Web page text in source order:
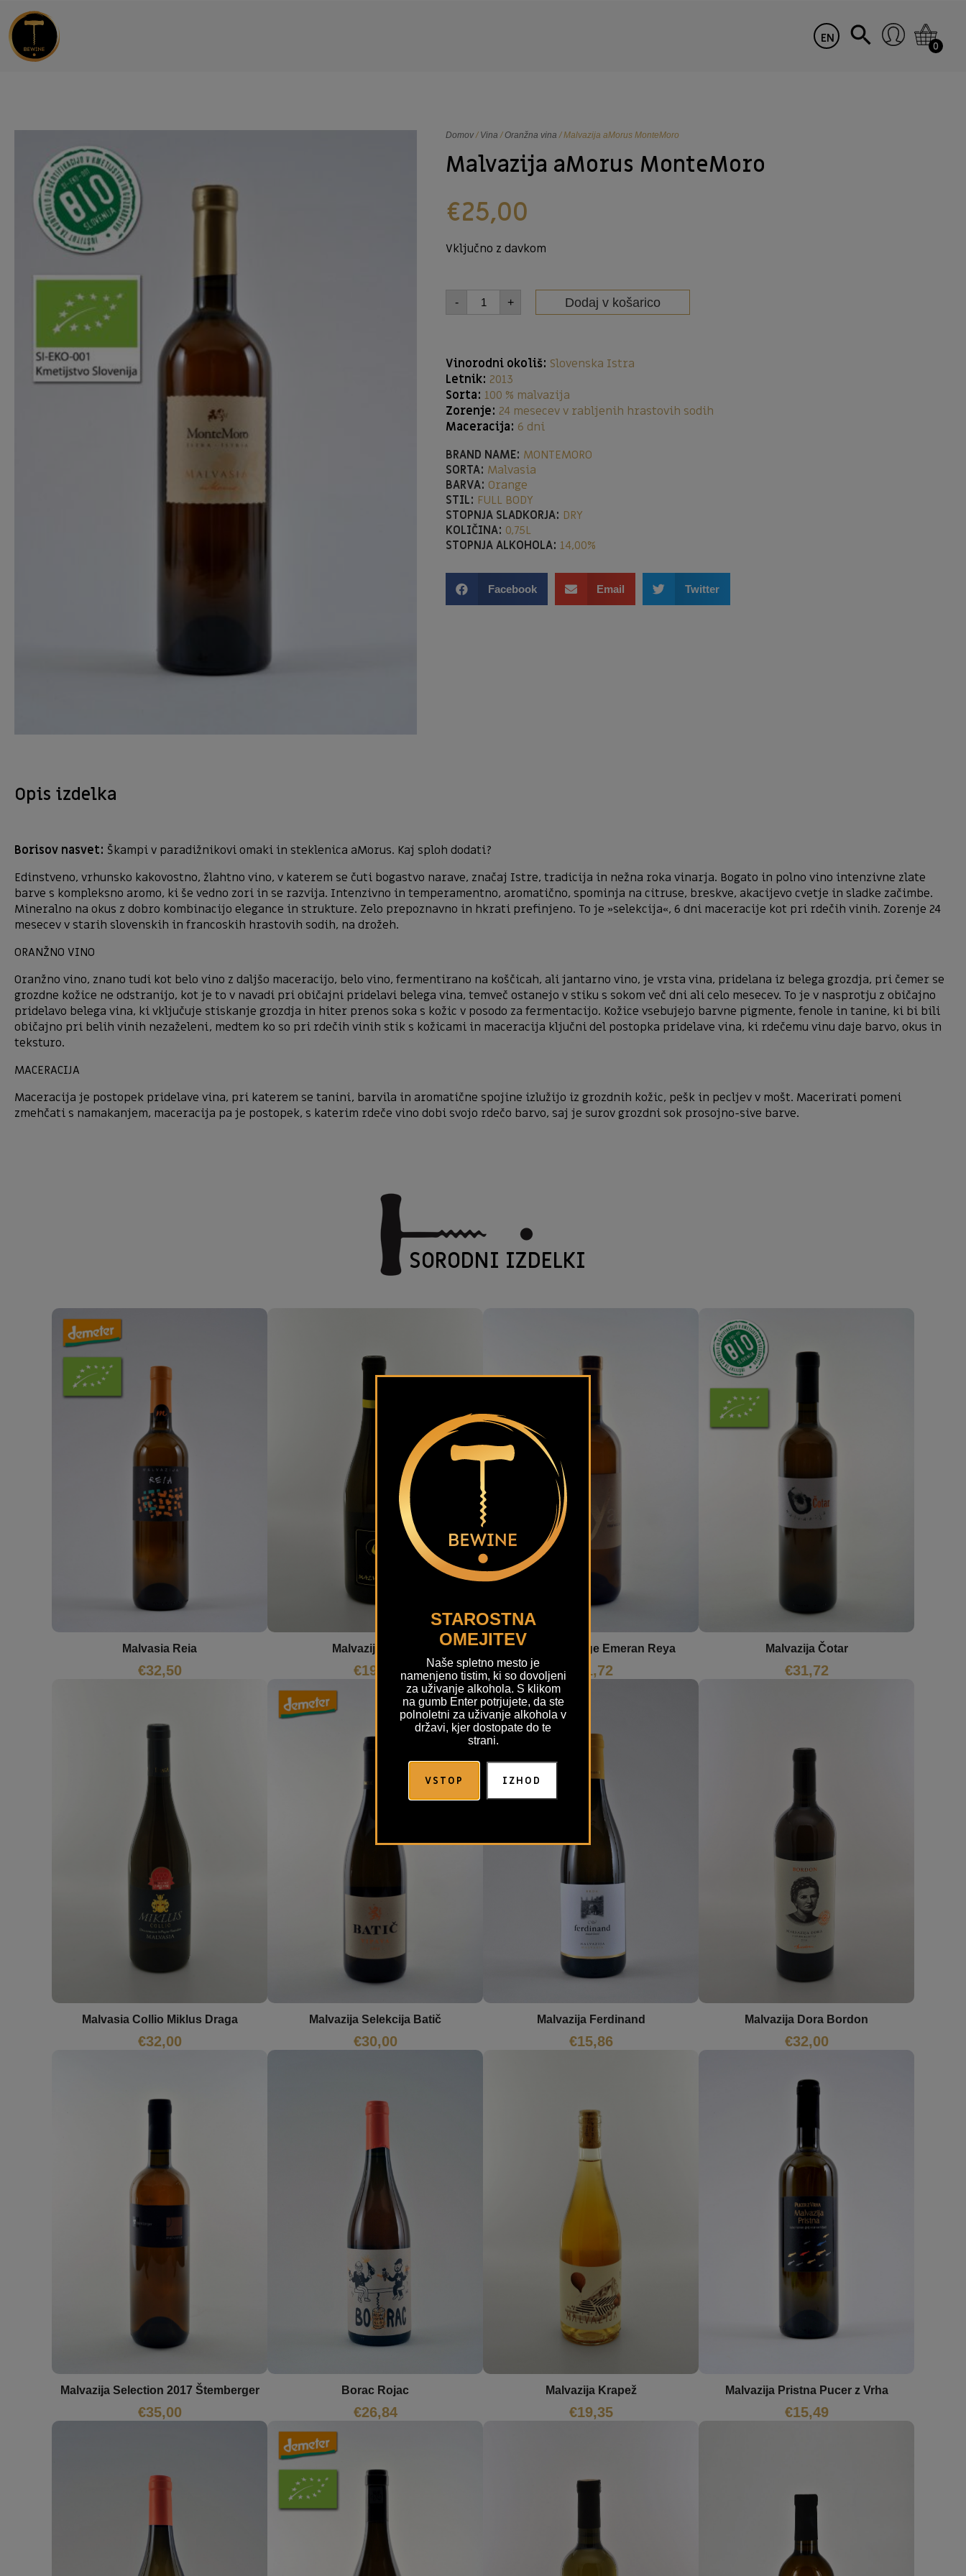
STAROSTNA
OMEJITEV
Naše spletno mesto je
namenjeno tistim, ki so dovoljeni
za uživanje alkohola. S klikom
na gumb Enter potrjujete, da ste
polnoletni za uživanje alkohola v
državi, kjer dostopate do te
strani.
VSTOP IZHOD
EN 0
Domov/ Vina / Oranžna vina / Malvazija aMorus MonteMoro
Malvazija aMorus MonteMoro
€25,00
Vključno z davkom
- + Dodaj v košarico
Vinorodni okoliš: Slovenska Istra
Letnik: 2013
Sorta: 100 % malvazija
Zorenje: 24 mesecev v rabljenih hrastovih sodih
Maceracija: 6 dni
BRAND NAME: MONTEMORO
SORTA: Malvasia
BARVA: Orange
STIL: FULL BODY
STOPNJA SLADKORJA: DRY
KOLIČINA: 0,75L
STOPNJA ALKOHOLA: 14,00%
Facebook Email Twitter
Opis izdelka
Borisov nasvet: Škampi v paradižnikovi omaki in steklenica aMorus. Kaj sploh dodati?
Edinstveno, vrhunsko kakovostno, žlahtno vino, v katerem se čuti bogastvo narave, značaj Istre, tradicija in nežna roka vinarja. Bogato in polno vino intenzivne zlate
barve s kompleksno aromo, ki še vedno zori in se razvija. Intenzivno in temperamentno, aromatično, spominja na citruse, breskve, akacijevo cvetje in sladke začimbe.
Mineralno na okus z dobro kombinacijo elegance in strukture. Zelo prepoznavno in hkrati prefinjeno. To je »selekcija«, 6 dni maceracije kot pri rdečih vinih. Zorenje 24
mesecev v starih slovenskih in francoskih hrastovih sodih, na drožeh.
ORANŽNO VINO
Oranžno vino, znano tudi kot belo vino z daljšo maceracijo, belo vino, fermentirano na koščicah, ali jantarno vino, je vrsta vina, pridelana iz belega grozdja, pri čemer se
grozdne kožice ne odstranijo, kot je to v navadi pri običajni pridelavi belega vina, temveč ostanejo v stiku s sokom več dni ali celo mesecev. To je v nasprotju z običajno
pridelavo belega vina, ki vključuje stiskanje grozdja in hiter prenos soka s kožic v posodo za fermentacijo. Kožice vsebujejo barvne pigmente, fenole in tanine, ki bi bili
običajno pri belih vinih nezaželeni, medtem ko so pri rdečih vinih stik s kožicami in maceracija ključni del postopka pridelave vina, ki rdečemu vinu daje barvo, okus in
teksturo.
MACERACIJA
Maceracija je postopek pridelave vina, pri katerem se tanini, barvila in aromatične spojine izlužijo iz grozdnih kožic, pešk in pecljev v mošt. Macerirati pomeni
zmehčati s namakanjem, maceracija pa je postopek, s katerim rdeče vino dobi svojo rdečo barvo, saj je surov grozdni sok prosojno-sive barve.
SORODNI IZDELKI
Malvasia Reia
€32,50
Malvazija Anima
€19,52
Malvazija Orange Emeran Reya
31,72
Malvazija Čotar
€31,72
Malvasia Collio Miklus Draga
€32,00
Malvazija Selekcija Batič
€30,00
Malvazija Ferdinand
€15,86
Malvazija Dora Bordon
€32,00
Malvazija Selection 2017 Štemberger
€35,00
Borac Rojac
€26,84
Malvazija Krapež
€19,35
Malvazija Pristna Pucer z Vrha
€15,49